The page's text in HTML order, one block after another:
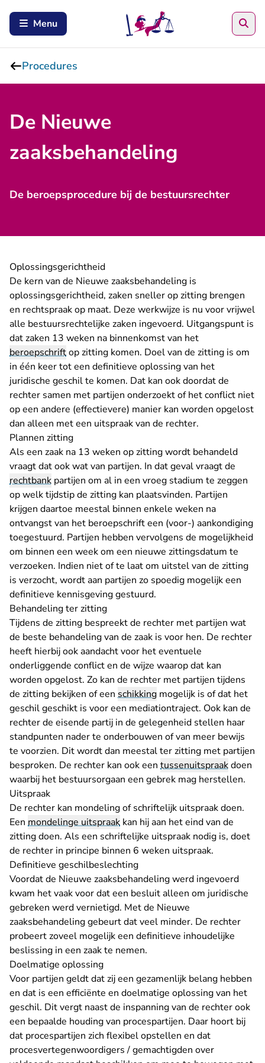
Menu
Procedures
De Nieuwe
zaaksbehandeling
De beroepsprocedure bij de bestuursrechter
Oplossingsgerichtheid
De kern van de Nieuwe zaaksbehandeling is
oplossingsgerichtheid, zaken sneller op zitting brengen
en rechtspraak op maat. Deze werkwijze is nu voor vrijwel
alle bestuursrechtelijke zaken ingevoerd. Uitgangspunt is
dat zaken 13 weken na binnenkomst van het
beroepschriftop zitting komen. Doel van de zitting is om
in één keer tot een definitieve oplossing van het
juridische geschil te komen. Dat kan ook doordat de
rechter samen met partijen onderzoekt of het conflict niet
op een andere (effectievere) manier kan worden opgelost
dan alleen met een uitspraak van de rechter.
Plannen zitting
Als een zaak na 13 weken op zitting wordt behandeld
vraagt dat ook wat van partijen. In dat geval vraagt de
rechtbank partijen om al in een vroeg stadium te zeggen
op welk tijdstip de zitting kan plaatsvinden. Partijen
krijgen daartoe meestal binnen enkele weken na
ontvangst van het beroepschrift een (voor-) aankondiging
toegestuurd. Partijen hebben vervolgens de mogelijkheid
om binnen een week om een nieuwe zittingsdatum te
verzoeken. Indien niet of te laat om uitstel van de zitting
is verzocht, wordt aan partijen zo spoedig mogelijk een
definitieve kennisgeving gestuurd.
Behandeling ter zitting
Tijdens de zitting bespreekt de rechter met partijen wat
de beste behandeling van de zaak is voor hen. De rechter
heeft hierbij ook aandacht voor het eventuele
onderliggende conflict en de wijze waarop dat kan
worden opgelost. Zo kan de rechter met partijen tijdens
de zitting bekijken of een schikking mogelijk is of dat het
geschil geschikt is voor een mediationtraject. Ook kan de
rechter de eisende partij in de gelegenheid stellen haar
standpunten nader te onderbouwen of van meer bewijs
te voorzien. Dit wordt dan meestal ter zitting met partijen
besproken. De rechter kan ook een tussenuitspraakdoen
waarbij het bestuursorgaan een gebrek mag herstellen.
Uitspraak
De rechter kan mondeling of schriftelijk uitspraak doen.
Een mondelinge uitspraak kan hij aan het eind van de
zitting doen. Als een schriftelijke uitspraak nodig is, doet
de rechter in principe binnen 6 weken uitspraak.
Definitieve geschilbeslechting
Voordat de Nieuwe zaaksbehandeling werd ingevoerd
kwam het vaak voor dat een besluit alleen om juridische
gebreken werd vernietigd. Met de Nieuwe
zaaksbehandeling gebeurt dat veel minder. De rechter
probeert zoveel mogelijk een definitieve inhoudelijke
beslissing in een zaak te nemen.
Doelmatige oplossing
Voor partijen geldt dat zij een gezamenlijk belang hebben
en dat is een efficiënte en doelmatige oplossing van het
geschil. Dit vergt naast de inspanning van de rechter ook
een bepaalde houding van procespartijen. Daar hoort bij
dat procespartijen zich flexibel opstellen en dat
procesvertegenwoordigers / gemachtigden over